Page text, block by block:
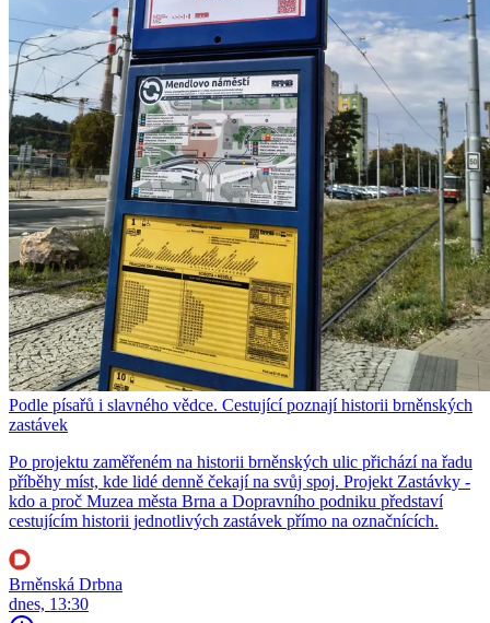
Podle písařů i slavného vědce. Cestující poznají historii brněnských
zastávek
Po projektu zaměřeném na historii brněnských ulic přichází na řadu
příběhy míst, kde lidé denně čekají na svůj spoj. Projekt Zastávky -
kdo a proč Muzea města Brna a Dopravního podniku představí
cestujícím historii jednotlivých zastávek přímo na označnících.
Brněnská Drbna
dnes, 13:30